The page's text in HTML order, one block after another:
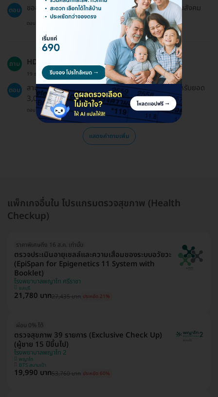
ตอบ ขออภัยค่ะ แพ็กเกจบน HDmall ไม่ได้เข้าร่วมสิทธิประกันสังคม
ตอบโดยทีมงาน HD
ถาม HDmall รับการชำระเงินด้วยวิธีใดบ้าง?
19 ธ.ค. 2024
ตอบ
สามารถชำระเงินผ่านการโอนเงินหรือบัตรเครดิต และสำหรับยอด
3,000 บาทขึ้นไปสามารถเลือกผ่อนชำระ 0% ได้
ตอบโดยทีมงาน HD
แสดงคำถามเพิ่ม
แพ็กเกจอื่นใน โปรแกรมตรวจสุขภาพ (Health
Checkup)
ราคาพิเศษถึง 16 ส.ค. เท่านั้น
ตรวจประเมินอายุเซลล์และความเสื่อมของระบบอวัยวะ
(EpiSpan for Epigenetics 11 System with
Booklet)
โรงพยาบาลพญาไท ศรีราชา
ชลบุรี
21,780 บาท27,435 บาท ประหยัด 21%
ผ่อน 0% ได้
ตรวจสุขภาพ 39 รายการ (Exclusive Check Up)
(ผู้ชาย 15 ปีขึ้นไป)
โรงพยาบาลพญาไท 2
พญาไท
BTS สนามเป้า
19,990 บาท53,760 บาท ประหยัด 60%